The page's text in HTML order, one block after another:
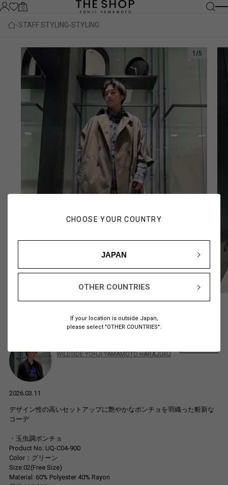
CHOOSE YOUR COUNTRY
JAPAN
OTHER COUNTRIES
If your location is outside Japan,
please select "OTHER COUNTRIES".
0
STAFF STYLING STYLING
1 /5
WILDSIDE YOHJI YAMAMOTO HARAJUKU
2026.03.11
デザイン性の高いセットアップに艶やかなポンチョを羽織った斬新な
コーデ
・玉虫調ポンチョ
Product No: UQ-C04-900
Color：グリーン
Size:02(Free Size)
Material: 60% Polyester 40% Rayon